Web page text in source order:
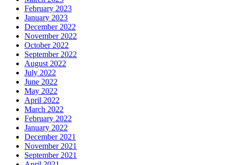
February 2023
January 2023
December 2022
November 2022
October 2022
September 2022
August 2022
July 2022
June 2022
May 2022
April 2022
March 2022
February 2022
January 2022
December 2021
November 2021
September 2021